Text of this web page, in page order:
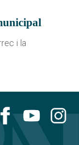
i la